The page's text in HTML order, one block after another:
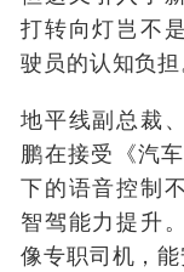
打转向灯岂不
驶员的认知负担
地平线副总裁
鹏在接受《汽
下的语音控制
智驾能力提升
像专职司机，